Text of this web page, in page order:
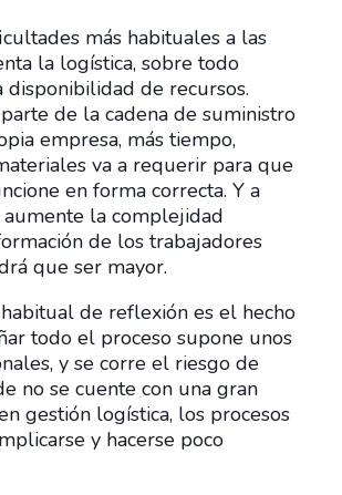
más habituales a las
la logística, sobre todo
disponibilidad de recursos.
de la cadena de suministro
empresa, más tiempo,
va a requerir para que
en forma correcta. Y a
la complejidad
de los trabajadores
que ser mayor.
de reflexión es el hecho
todo el proceso supone unos
y se corre el riesgo de
no se cuente con una gran
gestión logística, los procesos
y hacerse poco